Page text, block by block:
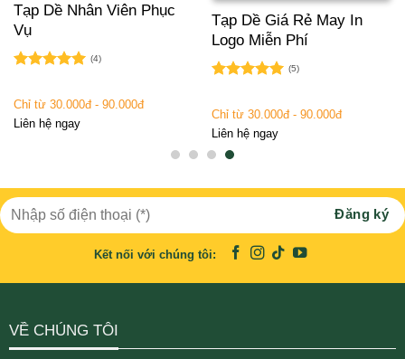
Tạp Dề Giá Rẻ May In
Logo Miễn Phí
5 sao
(5)
Chỉ từ 30.000đ - 90.000đ
Liên hệ ngay
Tạp Dề Nhân Viên Phục
Vụ
5 sao
(4)
Chỉ từ 30.000đ - 90.000đ
Liên hệ ngay
Kết nối với chúng tôi:
VỀ CHÚNG TÔI